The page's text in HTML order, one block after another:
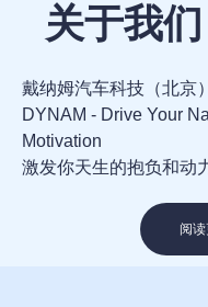
关于我们
阅
戴纳姆汽车科技（北京
DYNAM - Drive Your
Motivation
激发你天生的抱负和动